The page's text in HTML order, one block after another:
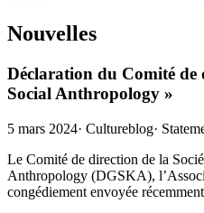
Nouvelles
Déclaration du Comité de
Social Anthropology »
5 mars 2024· Cultureblog·
Le Comité de direction de la
Anthropology (DGSKA),
congédiement envoyée